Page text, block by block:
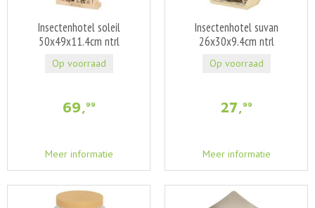
Insectenhotel soleil
50x49x11.4cm ntrl
69,99
Meer informatie
Op voorraad
Insectenhotel suvan
26x30x9.4cm ntrl
27,99
Meer informatie
Op voorraad